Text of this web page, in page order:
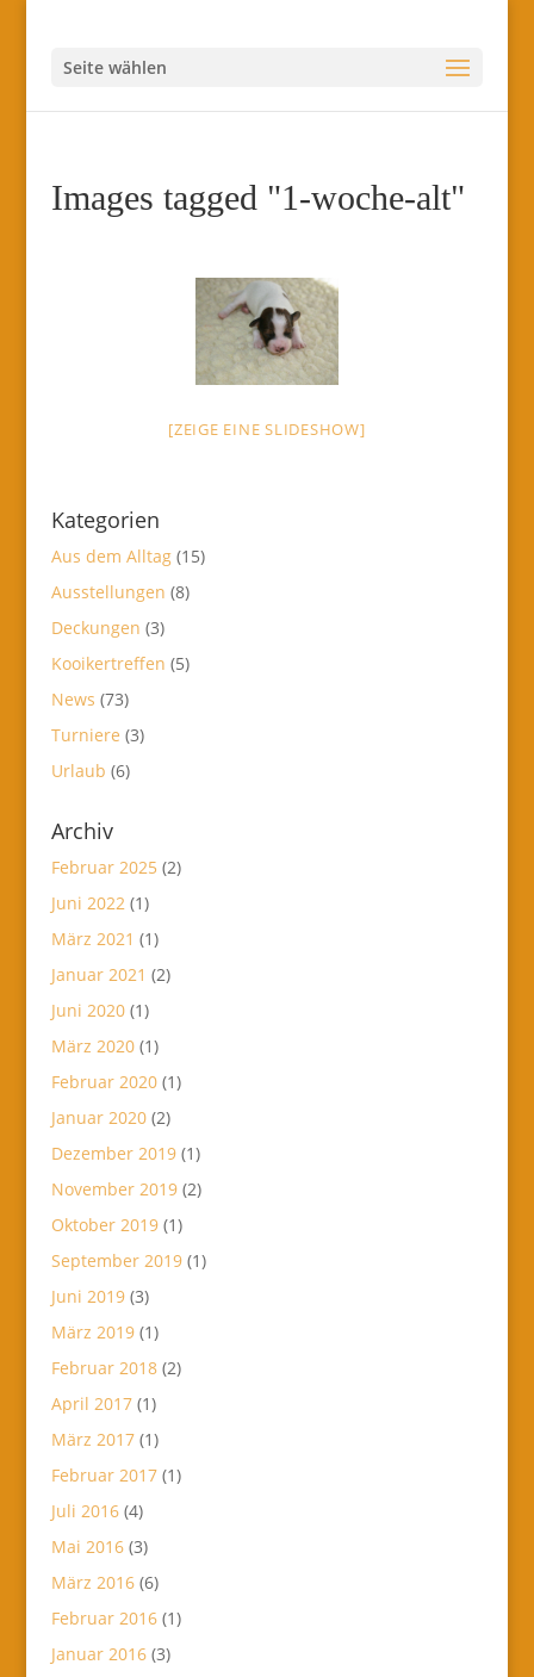
Seite wählen
Images tagged "1-woche-alt"
[ZEIGE EINE SLIDESHOW]
Kategorien
Aus dem Alltag(15)
Ausstellungen (8)
Deckungen (3)
Kooikertreffen (5)
News (73)
Turniere (3)
Urlaub (6)
Archiv
Februar 2025 (2)
Juni 2022(1)
März 2021 (1)
Januar 2021 (2)
Juni 2020(1)
März 2020(1)
Februar 2020(1)
Januar 2020(2)
Dezember 2019(1)
November 2019(2)
Oktober 2019(1)
September 2019(1)
Juni 2019(3)
März 2019(1)
Februar 2018(2)
April 2017(1)
März 2017(1)
Februar 2017(1)
Juli 2016(4)
Mai 2016(3)
März 2016(6)
Februar 2016(1)
Januar 2016(3)